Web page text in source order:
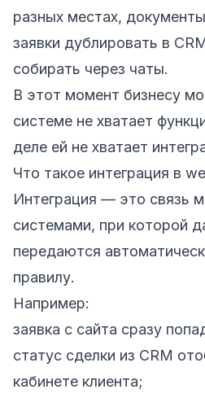
разных местах,
заявки дублировать в
собирать через чаты.
В этот момент бизнесу
системе не хватает
деле ей не хватает
Что такое интеграция в
Интеграция — это связь
системами, при которой
передаются
правилу.
Например:
заявка с сайта сразу
статус сделки из CRM
кабинете клиента;